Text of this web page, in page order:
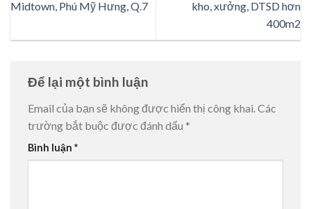
Midtown, Phú Mỹ Hưng, Q.7
kho, xưởng, DTSD hơn
400m2
Để lại một bình luận
Email của bạn sẽ không được hiển thị công khai.Các
trường bắt buộc được đánh dấu *
Bình luận *